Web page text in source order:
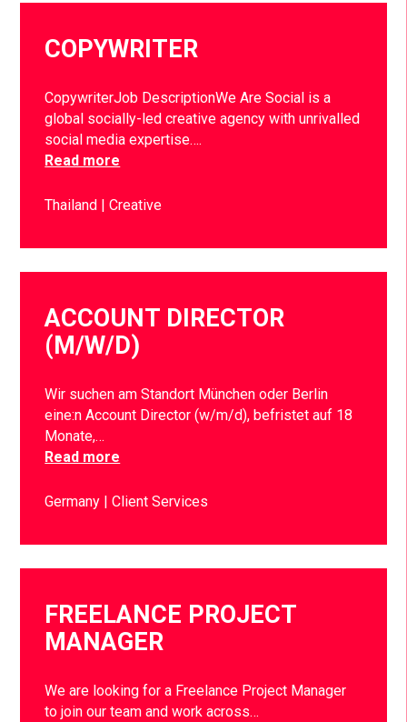
COPYWRITER
CopywriterJob DescriptionWe Are Social is a
global socially-led creative agency with unrivalled
social media expertise….
Read more
Thailand Creative
ACCOUNT DIRECTOR
(M/W/D)
Wir suchen am Standort München oder Berlin
eine:n Account Director (w/m/d), befristet auf 18
Monate,…
Read more
Germany Client Services
FREELANCE PROJECT
MANAGER
We are looking for a Freelance Project Manager
to join our team and work across…